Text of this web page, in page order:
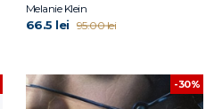
Melanie Klein
66.5 lei 95.00 lei
-30%